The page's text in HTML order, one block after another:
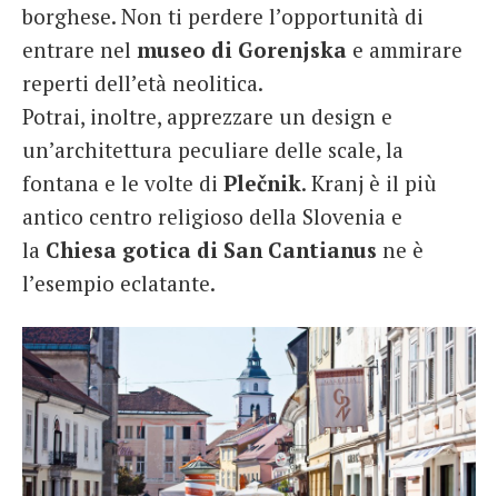
borghese. Non ti perdere l’opportunità di
entrare nel museo di Gorenjska e ammirare
reperti dell’età neolitica.
Potrai, inoltre, apprezzare un design e
un’architettura peculiare delle scale, la
fontana e le volte di Plečnik. Kranj è il più
antico centro religioso della Slovenia e
la Chiesa gotica di San Cantianus ne è
l’esempio eclatante.